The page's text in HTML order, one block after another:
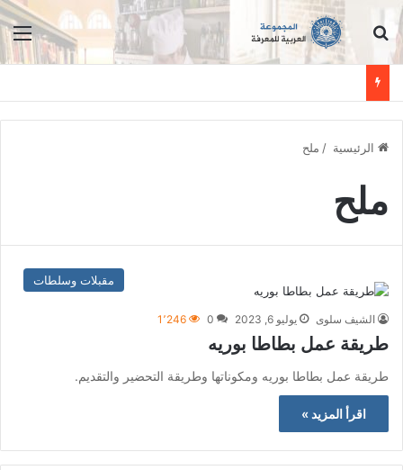
ابحث عن
الرئيسية / ملح
ملح
مقبلات وسلطات
الشيف سلوى يوليو 6, 2023 0 1٬246
طريقة عمل بطاطا بوريه
طريقة عمل بطاطا بوريه ومكوناتها وطريقة التحضير والتقديم.
اقرأ المزيد »